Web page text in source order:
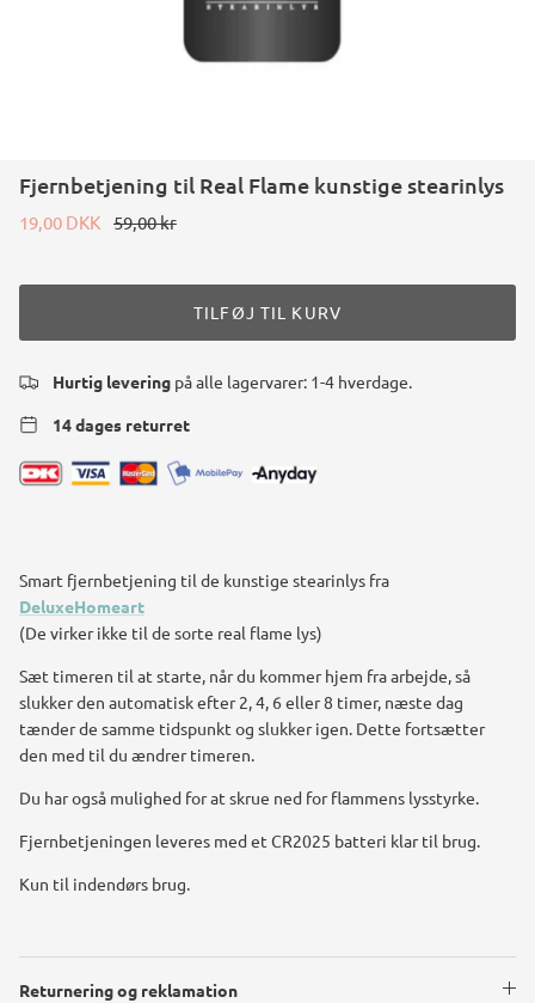
Fjernbetjening til Real Flame kunstige stearinlys
19,00 DKK 59,00 kr
TILFØJ TIL KURV
Hurtig levering på alle lagervarer: 1-4 hverdage.
14 dages returret
Smart fjernbetjening til de kunstige stearinlys fra
DeluxeHomeart
(De virker ikke til de sorte real flame lys)
Sæt timeren til at starte, når du kommer hjem fra arbejde, så
slukker den automatisk efter 2, 4, 6 eller 8 timer, næste dag
tænder de samme tidspunkt og slukker igen. Dette fortsætter
den med til du ændrer timeren.
Du har også mulighed for at skrue ned for flammens lysstyrke.
Fjernbetjeningen leveres med et CR2025 batteri klar til brug.
Kun til indendørs brug.
Returnering og reklamation